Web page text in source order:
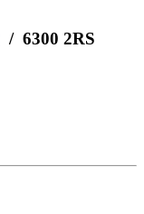
/ 6300 2RS